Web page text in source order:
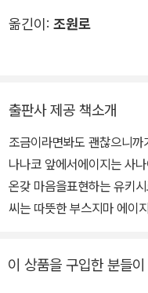
옮긴이: 조원로
출판사 제공 책소개
조금이라면봐도 괜찮으니
나나코 앞에서에이지는 사
온갖 마음을표현하는 유키
씨는 따뜻한 부스지마 에이
이 상품을 구입한 분들